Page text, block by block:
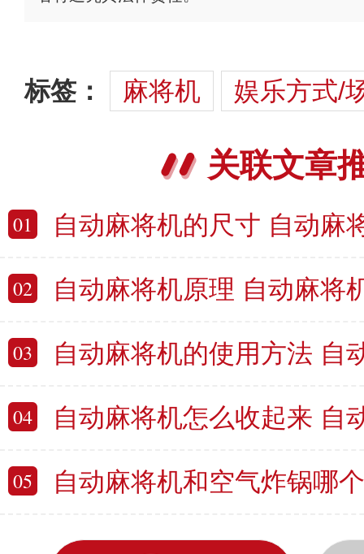
标签： 麻将机 娱乐方式/
关联文章
01 自动麻将机的尺寸 自动麻
02 自动麻将机原理 自动麻将
03 自动麻将机的使用方法 自
04 自动麻将机怎么收起来 自
05 自动麻将机和空气炸锅哪个磁场大